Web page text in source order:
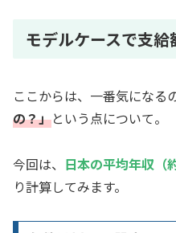
モデルケースで支給
ここからは、一番気になる
の？」という点について。
今回は、 日本の平均年収（
り計算してみます。